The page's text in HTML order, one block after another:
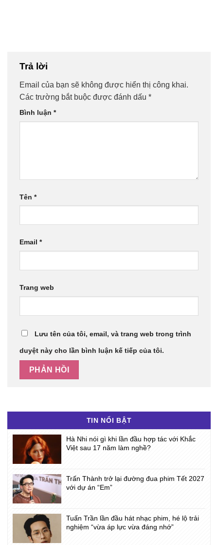
Trả lời
Email của bạn sẽ không được hiển thị công khai.
Các trường bắt buộc được đánh dấu *
Bình luận *
Tên *
Email *
Trang web
Lưu tên của tôi, email, và trang web trong trình
duyệt này cho lần bình luận kế tiếp của tôi.
TIN NỔI BẬT
Hà Nhi nói gì khi lần đầu hợp tác với Khắc
Việt sau 17 năm làm nghề?
Trấn Thành trở lại đường đua phim Tết 2027
với dự án “Em”
Tuấn Trần lần đầu hát nhạc phim, hé lộ trải
nghiệm “vừa áp lực vừa đáng nhớ”